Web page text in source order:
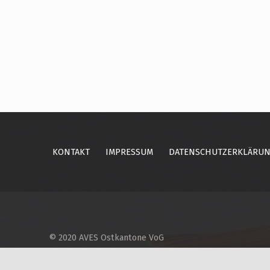
KONTAKT IMPRESSUM
© 2020 AVES Ostkantone VoG